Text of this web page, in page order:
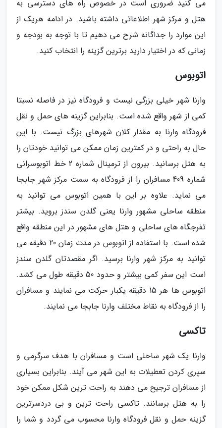
می کنید ضروری است در خصوص راه های دسترسی به
هتل و مرکز شهر اطلاعاتی داشته باشید. در ادامه هریک از
این موارد را جداگانه شرح می دهیم تا با توجه به بودجه و
زمانی که در اختیار دارید برترین گزینه را انتخاب کنید.
اتوبوس
وارنا شهر خیلی بزرگی نیست و فرودگاه نیز در فاصله نسبتا
کمی از شهر واقع شده است. بنابراین گزینه های حمل و نقل
فرودگاه وارنا به مقدار کلان شهرهای بزرگ نیست. با این
حال به راحتی و در کمترین زمان ممکن می توانید خودتان را
به هتل برسانید. بیرون از ترمینال شماره 2 خط اتوبوسرانی
شماره 409 مسافران را از فرودگاه به سمت مرکز شهر جابجا
می نماید. علاوه بر این با همین اتوبوس می توانید به
منطقه ساحلی مشهور وارنا یعنی گلدن سندز بروید. بیشتر
تفرجگاه های ساحلی و هتل های مشهور در این منطقه واقع
شده است. با استفاده از اتوبوس در مدت زمان 20 دقیقه می
توانید به مرکز شهر وارنا برسید. اگر مقصدتان گلدن سندز
است این سفر کمی بیشتر و حدود 50 دقیقه طول می کشد.
اتوبوس ها هر 15 دقیقه یکبار حرکت می نمایند و مسافران
را از فرودگاه به نقاط مختلف وارنا جابجا می نمایند.
تاکسی
وارنا یک شهر ساحلی است و مسافران با هدف سرگرمی و
سپری کردن تعطیلات به این شهر می آیند. بنابراین بسیاری
از مسافران ترجیح می دهند به راحت ترین شکل ممکن خود
را به هتل برسانند. تاکسی راحت ترین و بی دردسرترین
گزینه حمل و نقل فرودگاه وارنا محسوب می گردد و شما را